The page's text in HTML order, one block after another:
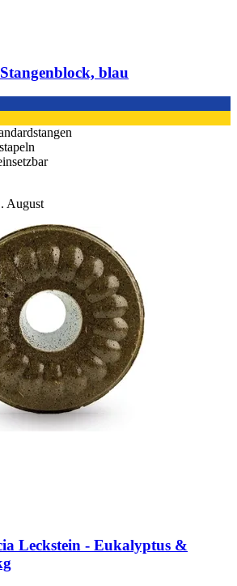
Stangenblock, blau
August
Leckstein -​ Eukalyptus &